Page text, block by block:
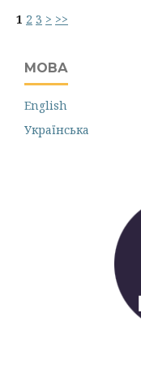
1 2 3 > >>
МОВА
English
Українська